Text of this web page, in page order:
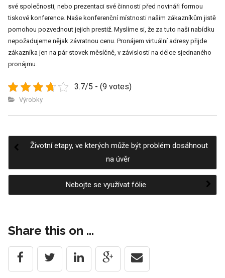
své společnosti, nebo prezentaci své činnosti před novináři formou
tiskové konference. Naše konferenční místnosti našim zákazníkům jistě
pomohou pozvednout jejich prestiž. Myslíme si, že za tuto naši nabídku
nepožadujeme nějak závratnou cenu. Pronájem virtuální adresy přijde
zákazníka jen na pár stovek měsíčně, v závislosti na délce sjednaného
pronájmu.
3.7/5 - (9 votes)
Výrobky
Post
navigation
Životní etapy, ve kterých může být problém dosáhnout
na úvěr
Nebojte se využívat fólie
Share this on ...